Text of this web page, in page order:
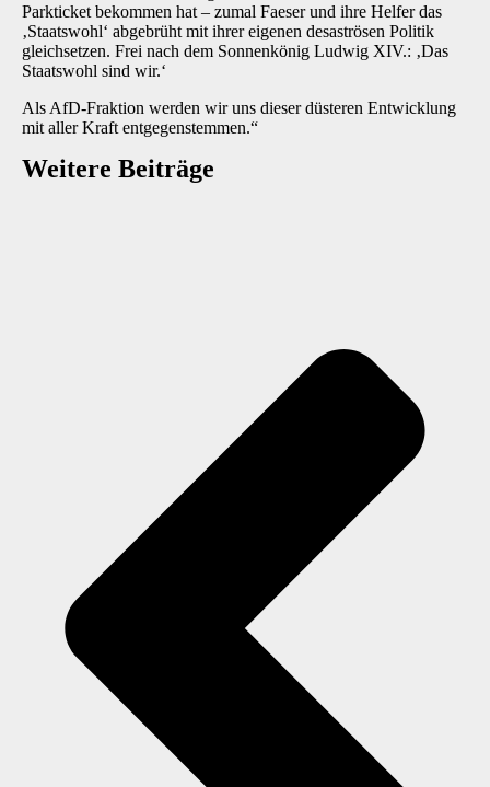
Parkticket bekommen hat – zumal Faeser und ihre Helfer das
‚Staatswohl‘ abgebrüht mit ihrer eigenen desaströsen Politik
gleichsetzen. Frei nach dem Sonnenkönig Ludwig XIV.: ‚Das
Staatswohl sind wir.‘
Als AfD-Fraktion werden wir uns dieser düsteren Entwicklung
mit aller Kraft entgegenstemmen.“
Weitere Beiträge